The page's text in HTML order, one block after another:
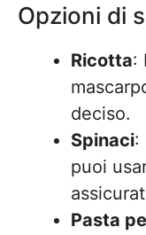
Opzioni di
Ricotta:
deciso.
Spinaci:
puoi
Pasta